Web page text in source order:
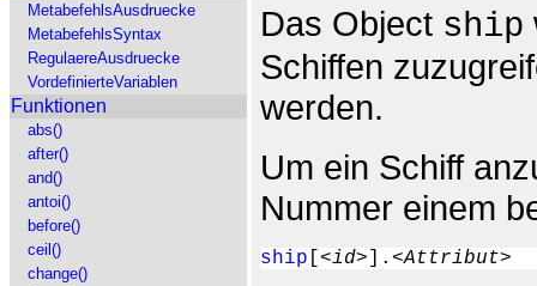
MetabefehlsAusdruecke
MetabefehlsSyntax
RegulaereAusdruecke
VordefinierteVariablen
Funktionen
abs()
after()
and()
antoi()
before()
ceil()
change()
Das Object ship
Schiffen
werden.
Um ein Schiff
Nummer einem
ship [<id> ]. <Attribut>